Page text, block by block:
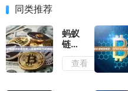
同类推荐
蚂蚁
链区
块链
浏览
查看